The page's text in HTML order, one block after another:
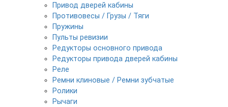
Привод дверей кабины
Противовесы / Грузы / Тяги
Пружины
Пульты ревизии
Редукторы основного привода
Редукторы привода дверей кабины
Реле
Ремни клиновые / Ремни зубчатые
Ролики
Рычаги